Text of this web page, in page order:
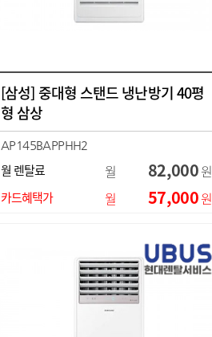
[삼성] 중대형 스탠드 냉난방기 40평
형 삼상
AP145BAPPHH2
월 렌탈료 월 82,000원
카드혜택가 월 57,000원